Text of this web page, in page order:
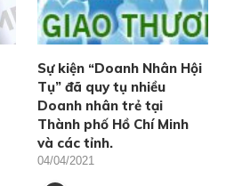
Sự kiện “Doanh Nhân Hội
Tụ” đã quy tụ nhiều
Doanh nhân trẻ tại
Thành phố Hồ Chí Minh
và các tỉnh.
04/04/2021